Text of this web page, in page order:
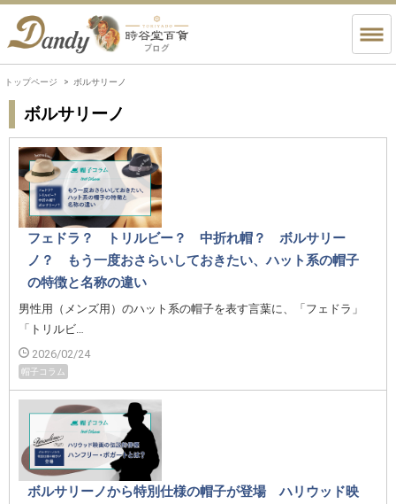
トップページ ボルサリーノ
ボルサリーノ
フェドラ？ トリルビー？ 中折れ帽？ ボルサリー
ノ？ もう一度おさらいしておきたい、ハット系の帽子
の特徴と名称の違い
男性用（メンズ用）のハット系の帽子を表す言葉に、「フェドラ」
「トリルビ…
2026/02/24
帽子コラム
ボルサリーノから特別仕様の帽子が登場 ハリウッド映